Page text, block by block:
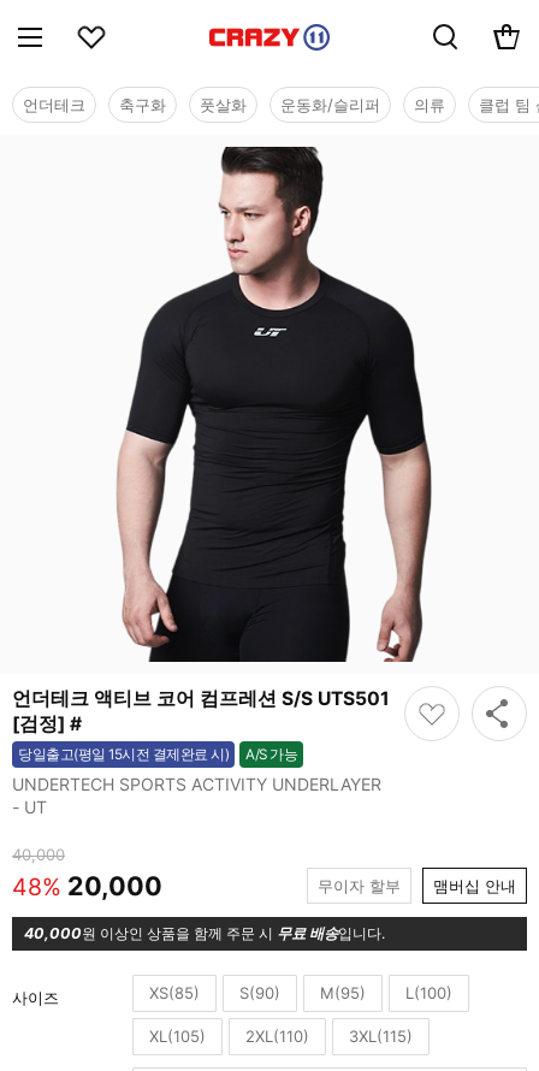
언더테크 축구화 풋살화 운동화/슬리퍼 의류 클럽 팀
언더테크 액티브 코어 컴프레션 S/S UTS501
[검정] #
당일출고(평일 15시전 결제완료 시) A/S 가능
가능
UNDERTECH SPORTS ACTIVITY UNDERLAYER
- UT
40,000
48% 20,000 무이자 할부 맴버십 안내
40,000원 이상인 상품을 함께 주문 시 무료 배송입니다.
사이즈 XS(85) S(90) M(95) L(100)
XL(105) 2XL(110) 3XL(115)